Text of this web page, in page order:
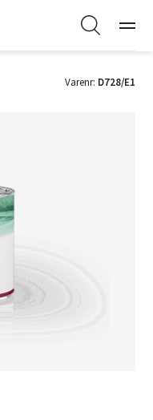
Varenr: D728/E1